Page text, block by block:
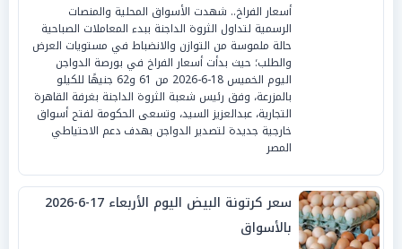
أسعار الفراخ.. شهدت الأسواق المحلية والمنصات
الرسمية لتداول الثروة الداجنة ببدء المعاملات الصباحية
حالة ملموسة من التوازن والانضباط في مستويات العرض
والطلب؛ حيث بدأت أسعار الفراخ في بورصة الدواجن
اليوم الخميس 18-6-2026 من 61 و62 جنيهًا للكيلو
بالمزرعة، وفق رئيس شعبة الثروة الداجنة بغرفة القاهرة
التجارية، عبدالعزيز السيد، وتسعى الحكومة لفتح أسواق
خارجية جديدة لتصدير الدواجن بهدف دعم الاحتياطي
المصر
سعر كرتونة البيض اليوم الأربعاء 17-6-2026
بالأسواق